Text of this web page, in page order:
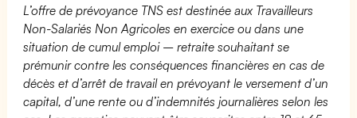
L’offre de prévoyance TNS est destinée aux Travailleurs
Non-Salariés Non Agricoles en exercice ou dans une
situation de cumul emploi – retraite souhaitant se
prémunir contre les conséquences financières en cas de
décès et d’arrêt de travail en prévoyant le versement d’un
capital, d’une rente ou d’indemnités journalières selon les